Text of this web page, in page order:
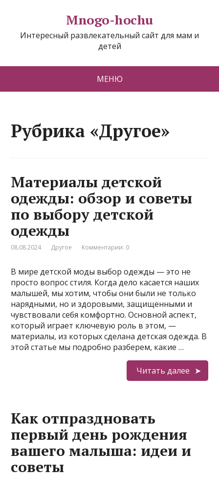
Mnogo-hochu
Интересный развлекательный сайт для мам и
детей
МЕНЮ
Рубрика «Другое»
Материалы детской
одежды: обзор и советы
по выбору детской
одежды
08.08.2024 Другое Комментарии: 0
В мире детской моды выбор одежды — это не
просто вопрос стиля. Когда дело касается наших
малышей, мы хотим, чтобы они были не только
нарядными, но и здоровыми, защищенными и
чувствовали себя комфортно. Основной аспект,
который играет ключевую роль в этом, —
материалы, из которых сделана детская одежда. В
этой статье мы подробно разберем, какие …
Читать далее
Как отпраздновать
первый день рождения
вашего малыша: идеи и
советы